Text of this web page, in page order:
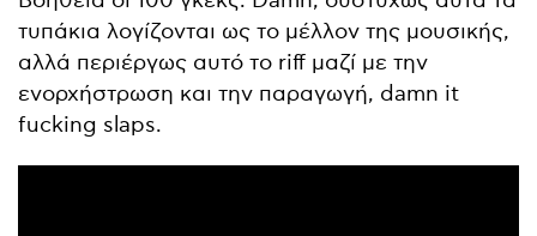
τυπάκια λογίζονται ως το μέλλον της μουσικής,
αλλά περιέργως αυτό το riff μαζί με την
ενορχήστρωση και την παραγωγή, damn it
fucking slaps.